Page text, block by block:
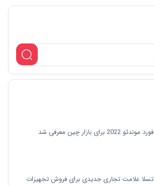
فورد موندئو 2022 برای بازار چین معرفی شد
تسلا علامت تجاری جدیدی برای فروش تجهیزات